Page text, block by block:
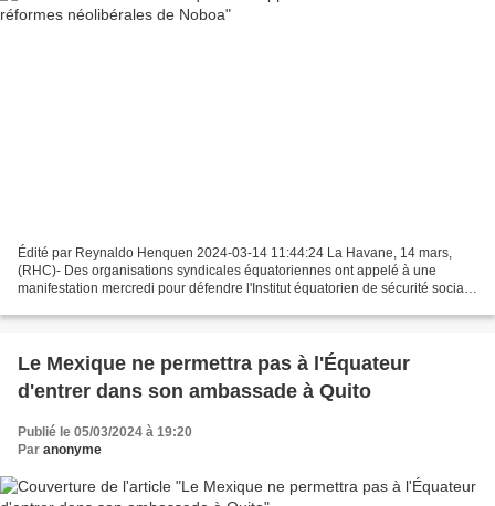
Édité par Reynaldo Henquen 2024-03-14 11:44:24 La Havane, 14 mars,
(RHC)- Des organisations syndicales équatoriennes ont appelé à une
manifestation mercredi pour défendre l'Institut équatorien de sécurité sociale
Le Mexique ne permettra pas à l'Équateur
d'entrer dans son ambassade à Quito
Publié le 05/03/2024 à 19:20
Par anonyme